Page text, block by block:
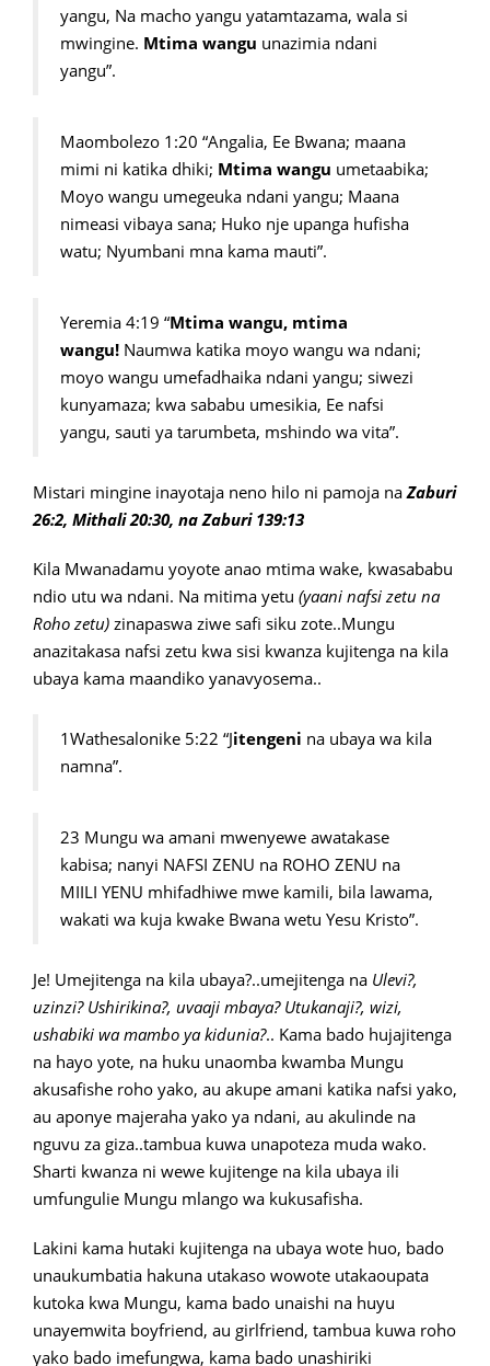
yangu, Na macho yangu yatamtazama, wala si
mwingine. Mtima wangu unazimia ndani
yangu”.
Maombolezo 1:20 “Angalia, Ee Bwana; maana
mimi ni katika dhiki; Mtima wangu umetaabika;
Moyo wangu umegeuka ndani yangu; Maana
nimeasi vibaya sana; Huko nje upanga hufisha
watu; Nyumbani mna kama mauti”.
Yeremia 4:19 “Mtima wangu, mtima
wangu! Naumwa katika moyo wangu wa ndani;
moyo wangu umefadhaika ndani yangu; siwezi
kunyamaza; kwa sababu umesikia, Ee nafsi
yangu, sauti ya tarumbeta, mshindo wa vita”.
Mistari mingine inayotaja neno hilo ni pamoja naZaburi
26:2, Mithali 20:30, na Zaburi 139:13
Kila Mwanadamu yoyote anao mtima wake, kwasababu
ndio utu wa ndani. Na mitima yetu (yaani nafsi zetu na
Roho zetu) zinapaswa ziwe safi siku zote..Mungu
anazitakasa nafsi zetu kwa sisi kwanza kujitenga na kila
ubaya kama maandiko yanavyosema..
1Wathesalonike 5:22 “Jitengeni na ubaya wa kila
namna”.
23 Mungu wa amani mwenyewe awatakase
kabisa; nanyi NAFSI ZENU na ROHO ZENU na
MIILI YENU mhifadhiwe mwe kamili, bila lawama,
wakati wa kuja kwake Bwana wetu Yesu Kristo”.
Je! Umejitenga na kila ubaya?..umejitenga na Ulevi?,
uzinzi? Ushirikina?, uvaaji mbaya? Utukanaji?, wizi,
ushabiki wa mambo ya kidunia?.. Kama bado hujajitenga
na hayo yote, na huku unaomba kwamba Mungu
akusafishe roho yako, au akupe amani katika nafsi yako,
au aponye majeraha yako ya ndani, au akulinde na
nguvu za giza..tambua kuwa unapoteza muda wako.
Sharti kwanza ni wewe kujitenge na kila ubaya ili
umfungulie Mungu mlango wa kukusafisha.
Lakini kama hutaki kujitenga na ubaya wote huo, bado
unaukumbatia hakuna utakaso wowote utakaoupata
kutoka kwa Mungu, kama bado unaishi na huyu
unayemwita boyfriend, au girlfriend, tambua kuwa roho
yako bado imefungwa, kama bado unashiriki